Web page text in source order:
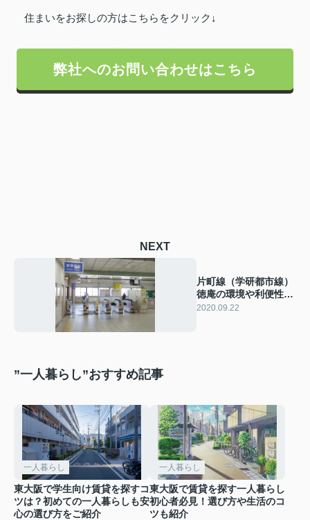
住まいをお探しの方はこちらをクリック↓
弊社へのお問い合わせはこちら
NEXT
片町線（学研都市線）
徳庵の環境や利便性を
チェック！
2020.09.22
”一人暮らし”おすすめ記事
一人暮らし
東大阪で学生向け賃貸を探すコ
ツは？初めての一人暮らしも安
心の選び方をご紹介
一人暮らし
東大阪で賃貸を探す一人暮らし
初心者必見！選び方や生活のコ
ツも紹介